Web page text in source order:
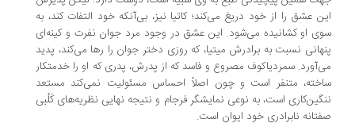
عشق را از خود دریغ می‌کند؛ کاتیا نیز، بی‌آنکه خود التفات کند، به
او کشانیده می‌شود. این عشق در وجود مرد جوان نفرت و کینه‌ای
نسبت به برادرش میتیا، که روزی دختر جوان را رها می‌کند، پدید
سمردیاکوف مصروع و فاسد که از پدرش، پدری که او را خدمتکار
متنفر است و چون اصلاً احساس مسئولیت نمی‌کند مستعد
است، به نوعی نمایشگر فرجام و نتیجه نهایی نظریه‌های کَلْبی
نابرادری خود ایوان است.